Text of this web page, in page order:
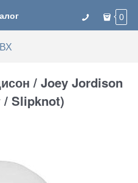
0
/ Joey Jordison
/ Slipknot)